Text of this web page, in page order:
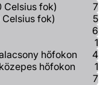
Celsius fok)
7
fok)
5
6
1
hőfokon
4
hőfokon
1
7